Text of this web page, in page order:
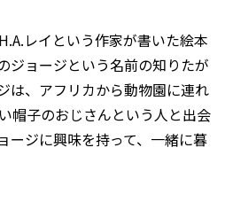
レイという作家が書いた絵本
ジョージという名前の知りたが
は、アフリカから動物園に連れ
帽子のおじさんという人と出会
ージに興味を持って、一緒に暮